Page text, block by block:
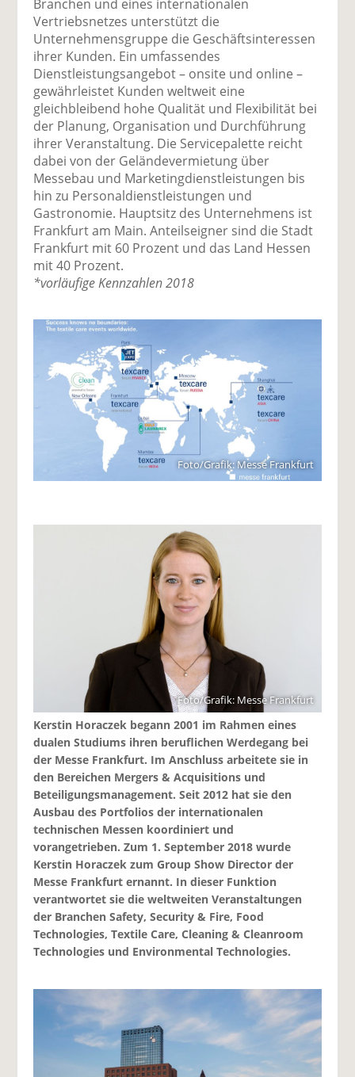
Branchen und eines internationalen
Vertriebsnetzes unterstützt die
Unternehmensgruppe die Geschäftsinteressen
ihrer Kunden. Ein umfassendes
Dienstleistungsangebot – onsite und online –
gewährleistet Kunden weltweit eine
gleichbleibend hohe Qualität und Flexibilität bei
der Planung, Organisation und Durchführung
ihrer Veranstaltung. Die Servicepalette reicht
dabei von der Geländevermietung über
Messebau und Marketingdienstleistungen bis
hin zu Personaldienstleistungen und
Gastronomie. Hauptsitz des Unternehmens ist
Frankfurt am Main. Anteilseigner sind die Stadt
Frankfurt mit 60 Prozent und das Land Hessen
mit 40 Prozent.
*vorläufige Kennzahlen 2018
Foto/Grafik: Messe Frankfurt
Foto/Grafik: Messe Frankfurt
Kerstin Horaczek begann 2001 im Rahmen eines
dualen Studiums ihren beruflichen Werdegang bei
der Messe Frankfurt. Im Anschluss arbeitete sie in
den Bereichen Mergers & Acquisitions und
Beteiligungsmanagement. Seit 2012 hat sie den
Ausbau des Portfolios der internationalen
technischen Messen koordiniert und
vorangetrieben. Zum 1. September 2018 wurde
Kerstin Horaczek zum Group Show Director der
Messe Frankfurt ernannt. In dieser Funktion
verantwortet sie die weltweiten Veranstaltungen
der Branchen Safety, Security & Fire, Food
Technologies, Textile Care, Cleaning & Cleanroom
Technologies und Environmental Technologies.